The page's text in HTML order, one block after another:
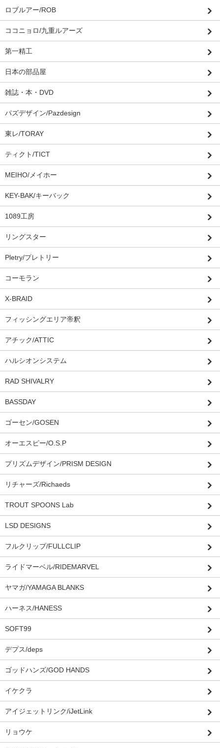
ロブルアー/ROB
ココニョロ/九重ルアーズ
第一精工
日本の部品屋
雑誌・本・DVD
パズデザイン/Pazdesign
東レ/TORAY
ティクト/TICT
MEIHO/メイホー
KEY-BAK/キーバック
1089工房
リングスター
Pletry/プレトリー
コーモラン
X-BRAID
フィッシングエリア帝釈
アチック/ATTIC
ハルシオンシステム
RAD SHIVALRY
BASSDAY
ゴーセン/GOSEN
オーエスピー/O.S.P
プリズムデザイン/PRISM DESIGN
リチャーズ/Richaeds
TROUT SPOONS Lab
LSD DESIGNS
フルクリップ/FULLCLIP
ライドマーベル/RIDEMARVEL
ヤマガ/YAMAGA BLANKS
ハーネス/HANESS
SOFT99
デプス/deps
ゴッドハンズ/GOD HANDS
イケクラ
アイジェットリンク/iJetLink
リョウケ